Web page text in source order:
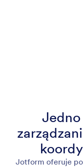
Jotform oferuje